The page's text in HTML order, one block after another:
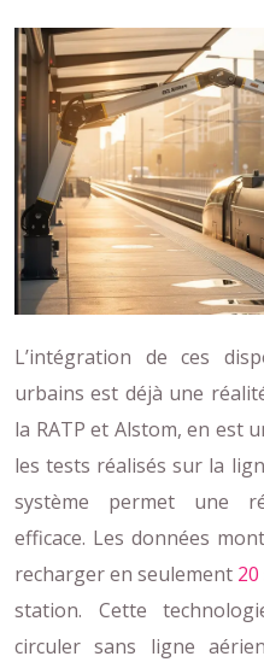
L’intégration de ces
urbains est déjà une
la RATP et Alstom, en est
les tests réalisés sur la
système permet une
efficace. Les données
recharger en seulement
station. Cette
circuler sans ligne